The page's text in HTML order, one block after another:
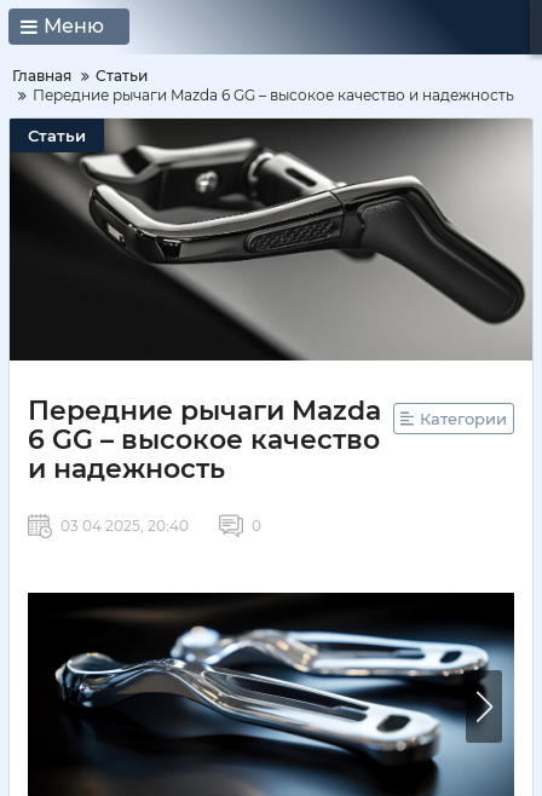
Меню
Главная
Статьи
Передние рычаги Mazda 6 GG – высокое качество и надежность
Статьи
Передние рычаги Mazda
6 GG – высокое качество
и надежность
Категории
03 04 2025, 20:40 0